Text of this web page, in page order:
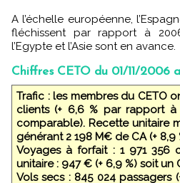
A l’échelle européenne,
fléchissent par rapport à
l’Egypte et l’Asie sont en avance.
Chiffres CETO du 01/11/2006
Trafic : les membres du CETO ont fait voyager 2 816 380
clients (+ 6,6 % par rapport
comparable). Recette unitaire
générant 2 198 M€ de CA (+ 8,9
Voyages à forfait : 1 971 356
unitaire : 947 € (+ 6,9 %) soit un
Vols secs : 845 024 passagers